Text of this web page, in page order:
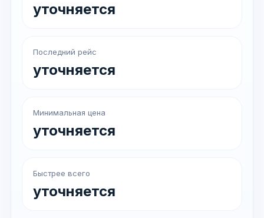
уточняется
Последний рейс
уточняется
Минимальная цена
уточняется
Быстрее всего
уточняется